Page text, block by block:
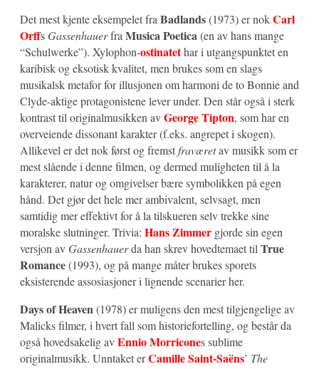
Det mest kjente eksempelet fraBadlands(1973) er nokCarl
OrffsGassenhauerfraMusica Poetica(en av hans mange
“Schulwerke”). Xylophon-ostinatethar i utgangspunktet en
karibisk og eksotisk kvalitet, men brukes som en slags
musikalsk metafor for illusjonen om harmoni de to Bonnie and
Clyde-aktige protagonistene lever under. Den står også i sterk
kontrast til originalmusikken avGeorge Tipton, som har en
overveiende dissonant karakter (f.eks. angrepet i skogen).
Allikevel er det nok først og fremstfraværetav musikk som er
mest slående i denne filmen, og dermed muligheten til å la
karakterer, natur og omgivelser bære symbolikken på egen
hånd. Det gjør det hele mer ambivalent, selvsagt, men
samtidig mer effektivt for å la tilskueren selv trekke sine
moralske slutninger. Trivia: Hans Zimmer gjorde sin egen
versjon avGassenhauerda han skrev hovedtemaet tilTrue
Romance(1993), og på mange måter brukes sporets
eksisterende assosiasjoner i lignende scenarier her.
Days of Heaven(1978) er muligens den mest tilgjengelige av
Malicks filmer, i hvert fall som historiefortelling, og består da
også hovedsakelig avEnnio Morricones sublime
originalmusikk. Unntaket erCamille Saint-Saëns’ The